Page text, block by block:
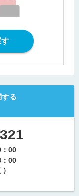
す
する
00
00